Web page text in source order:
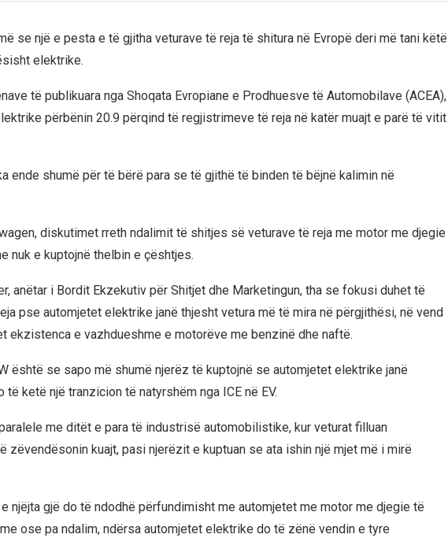
se një e pesta e të gjitha veturave të reja të shitura në Evropë deri më tani këtë
elektrike.
të publikuara nga Shoqata Evropiane e Prodhuesve të Automobilave (ACEA),
përbënin 20.9 përqind të regjistrimeve të reja në katër muajt e parë të vitit
ende shumë për të bërë para se të gjithë të binden të bëjnë kalimin në
diskutimet rreth ndalimit të shitjes së veturave të reja me motor me djegie
nuk e kuptojnë thelbin e çështjes.
anëtar i Bordit Ekzekutiv për Shitjet dhe Marketingun, tha se fokusi duhet të
pse automjetet elektrike janë thjesht vetura më të mira në përgjithësi, në vend
ekzistenca e vazhdueshme e motorëve me benzinë dhe naftë.
është se sapo më shumë njerëz të kuptojnë se automjetet elektrike janë
të ketë një tranzicion të natyrshëm nga ICE në EV.
me ditët e para të industrisë automobilistike, kur veturat filluan
zëvendësonin kuajt, pasi njerëzit e kuptuan se ata ishin një mjet më i mirë
njëjta gjë do të ndodhë përfundimisht me automjetet me motor me djegie të
ose pa ndalim, ndërsa automjetet elektrike do të zënë vendin e tyre